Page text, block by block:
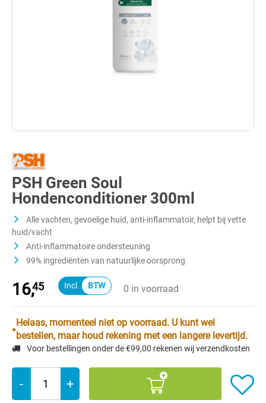
PSH Green Soul
Hondenconditioner 300ml
Alle vachten, gevoelige huid, anti-inflammatoir, helpt bij vette
huid/vacht
Anti-inflammatoire ondersteuning
99% ingrediënten van natuurlijke oorsprong
16,45 0 in voorraad
Helaas, momenteel niet op voorraad. U kunt wel
bestellen, maar houd rekening met een langere levertijd.
Voor bestellingen onder de €99,00 rekenen wij verzendkosten
- +